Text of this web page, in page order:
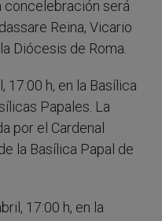
concelebración será
Reina, Vicario
Diócesis de Roma.
17:00 h, en la Basílica
Papales. La
por el Cardenal
la Basílica Papal de
17:00 h, en la